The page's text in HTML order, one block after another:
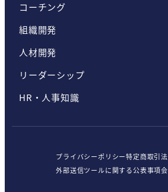
コーチング
組織開発
人材開発
リーダーシップ
HR・人事知識
プライバシーポリシー特定商取引
外部送信ツールに関する公表事項